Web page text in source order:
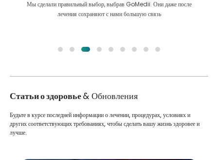
Мы сделали правильный выбор, выбрав GoMedii. Они даже после
лечения сохраняют с нами большую связь
Статьи о здоровье& Обновления
Будьте в курсе последней информации о лечении, процедурах, условиях и
других соответствующих требованиях, чтобы сделать вашу жизнь здоровее и
лучше.